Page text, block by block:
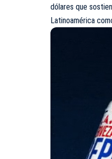
dólares que
Latinoamérica